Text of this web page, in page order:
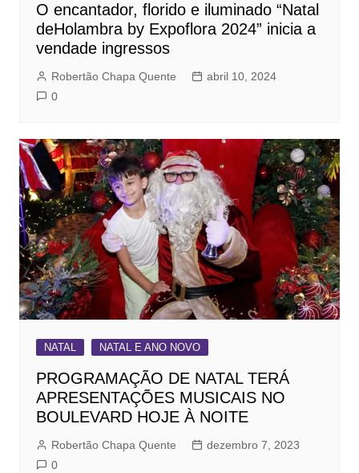
O encantador, florido e iluminado “Natal
deHolambra by Expoflora 2024” inicia a
vendade ingressos
Robertão Chapa Quente
abril 10, 2024
0
NATAL NATAL E ANO NOVO
PROGRAMAÇÃO DE NATAL TERÁ
APRESENTAÇÕES MUSICAIS NO
BOULEVARD HOJE À NOITE
Robertão Chapa Quente
dezembro 7, 2023
0